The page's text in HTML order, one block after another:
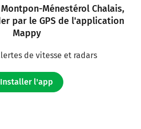
Ménestérol Chalais,
par le GPS de l'application
Mappy
de vitesse et radars
Installer l'app